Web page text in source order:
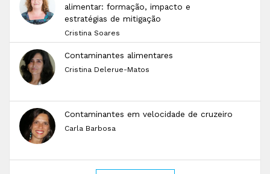
alimentar: formação, impacto e
estratégias de mitigação
Cristina Soares
Contaminantes alimentares
Cristina Delerue-Matos
Contaminantes em velocidade de cruzeiro
Carla Barbosa